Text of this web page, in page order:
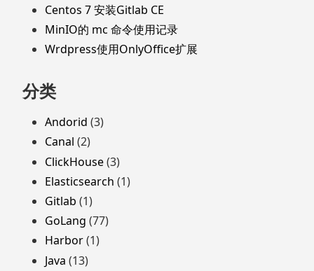
Centos 7 安装Gitlab CE
MinIO的 mc 命令使用记录
Wrdpress使用OnlyOffice扩展
分类
Andorid (3)
Canal (2)
ClickHouse(3)
Elasticsearch (1)
Gitlab (1)
GoLang (77)
Harbor(1)
Java (13)